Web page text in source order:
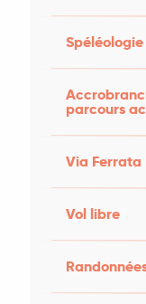
Spéléologie
parcours
Via Ferrata
Vol libre